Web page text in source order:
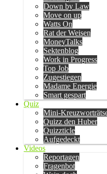
Down by Law
Move on up
Watts On
Rat der Weisen
MoneyTalks
Sektenblog
Work in Progress
Top Job
Zugestiegen
Madame Energie
Smart gespart
Quiz
Mini-
Quizz den Huber
Quizzticle
Aufgedeckt
Videos
Reportagen
Fragenbot